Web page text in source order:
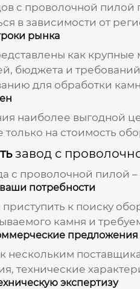
с проволочной пилой
в зависимости от
рынка
как
бюджета и
для обработки
наиболее выгодной
на стоимость
завод с
с проволочной пилой
потребности
к поиску
камня и
предложения
нескольким
технические
экспертизу